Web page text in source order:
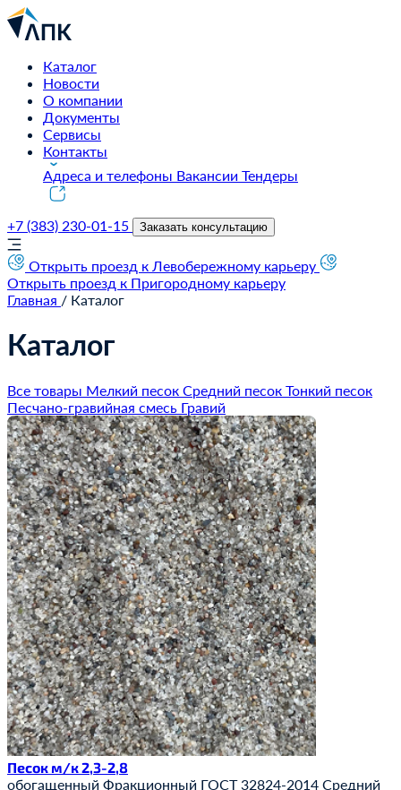
Каталог
Новости
О компании
Документы
Сервисы
Контакты
Адреса и телефоны Вакансии Тендеры
+7 (383) 230-01-15 Заказать консультацию
Открыть проезд к Левобережному карьеру
Открыть проезд к Пригородному карьеру
Главная / Каталог
Каталог
Все товары Мелкий песок Средний песок Тонкий песок
Песчано-гравийная смесь Гравий
Песок м/к 2,3-2,8
обогащенный Фракционный ГОСТ 32824-2014 Средний